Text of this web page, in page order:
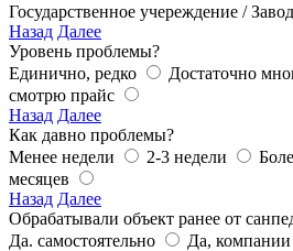
Государственное учереждение / Завод
Назад Далее
Уровень проблемы?
Единично, редко
Достаточно
смотрю прайс
Назад Далее
Как давно проблемы?
Менее недели
2-3 недели
месяцев
Назад Далее
Обрабатывали объект ранее от
Да. самостоятельно
Да,